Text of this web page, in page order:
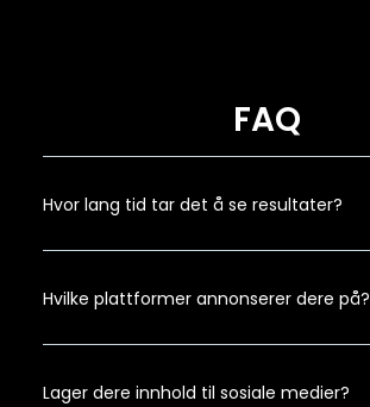
FAQ
Hvor lang tid tar det å se resultater?
Hvilke plattformer annonserer dere på?
Lager dere innhold til sosiale medier?